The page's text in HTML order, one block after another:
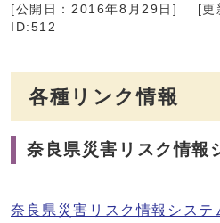
[公開日：2016年8月29日]
[更
ID:512
各種リンク情報
奈良県災害リスク情報
奈良県災害リスク情報システ